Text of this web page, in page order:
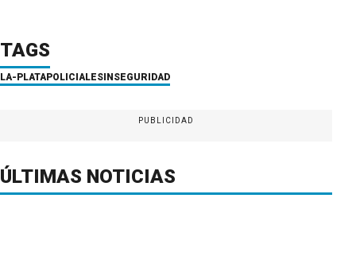
TAGS
LA-PLATAPOLICIALESINSEGURIDAD
PUBLICIDAD
ÚLTIMAS NOTICIAS